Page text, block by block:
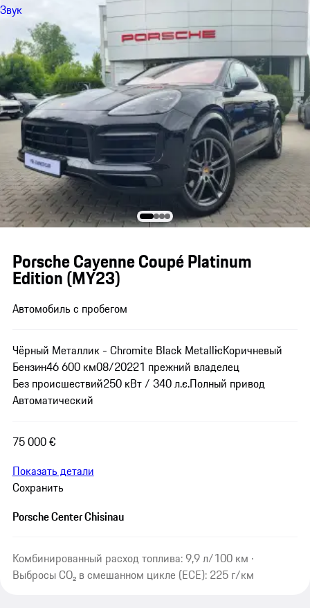
Звук
Porsche Cayenne Coupé Platinum
Edition (MY23)
Автомобиль с пробегом
Чёрный Металлик - Chromite Black MetallicКоричневый
Бензин46 600 км08/20221 прежний владелец
Без происшествий250 кВт / 340 л.с.Полный привод
Автоматический
75 000 €
Показать детали
Сохранить
Porsche Center Chisinau
Комбинированный расход топлива: 9,9 л/100 км ·
Выбросы CO₂ в смешанном цикле (ECE): 225 г/км